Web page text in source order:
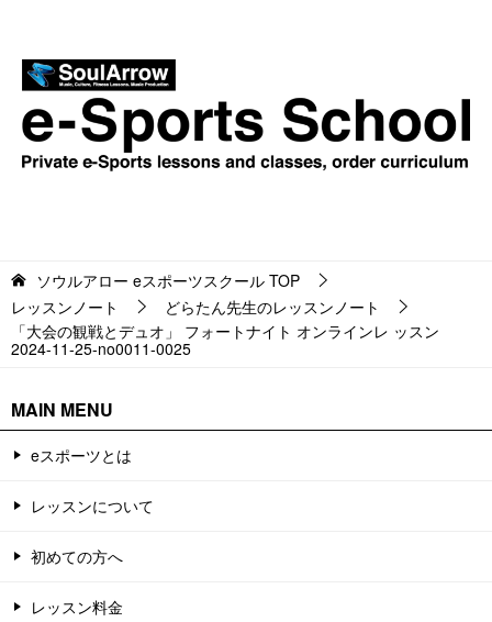
ソウルアロー eスポーツスクール TOP
レッスンノート
どらたん先生のレッスンノート
「大会の観戦とデュオ」 フォートナイト オンラインレ ッスン
2024-11-25-no0011-0025
MAIN MENU
eスポーツとは
レッスンについて
初めての方へ
レッスン料金